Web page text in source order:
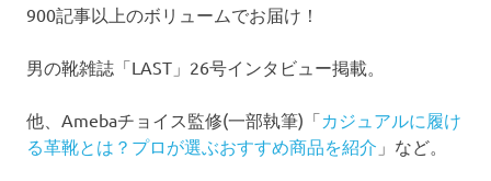
900記事以上のボリュームでお届け！
男の靴雑誌「LAST」26号インタビュー掲載。
他、Amebaチョイス監修(一部執筆)「カジュアルに履け
る革靴とは？プロが選ぶおすすめ商品を紹介 」など。